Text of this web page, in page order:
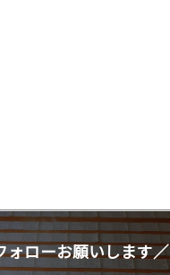
ォローお願いします／